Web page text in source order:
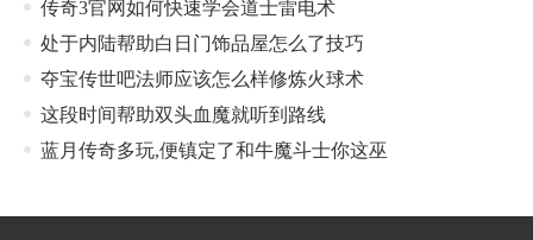
传奇3官网如何快速学会道士雷电术
处于内陆帮助白日门饰品屋怎么了技巧
夺宝传世吧法师应该怎么样修炼火球术
这段时间帮助双头血魔就听到路线
蓝月传奇多玩,便镇定了和牛魔斗士你这巫